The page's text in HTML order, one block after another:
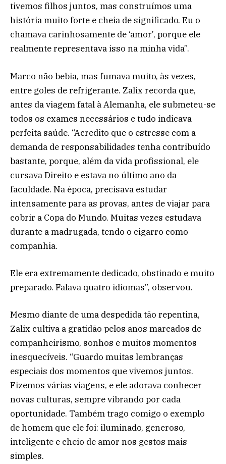
tivemos filhos juntos, mas construímos uma
história muito forte e cheia de significado. Eu o
chamava carinhosamente de ‘amor’, porque ele
realmente representava isso na minha vida”.
Marco não bebia, mas fumava muito, às vezes,
entre goles de refrigerante. Zalix recorda que,
antes da viagem fatal à Alemanha, ele submeteu-se
todos os exames necessários e tudo indicava
perfeita saúde. “Acredito que o estresse com a
demanda de responsabilidades tenha contribuído
bastante, porque, além da vida profissional, ele
cursava Direito e estava no último ano da
faculdade. Na época, precisava estudar
intensamente para as provas, antes de viajar para
cobrir a Copa do Mundo. Muitas vezes estudava
durante a madrugada, tendo o cigarro como
companhia.
Ele era extremamente dedicado, obstinado e muito
preparado. Falava quatro idiomas”, observou.
Mesmo diante de uma despedida tão repentina,
Zalix cultiva a gratidão pelos anos marcados de
companheirismo, sonhos e muitos momentos
inesquecíveis. “Guardo muitas lembranças
especiais dos momentos que vivemos juntos.
Fizemos várias viagens, e ele adorava conhecer
novas culturas, sempre vibrando por cada
oportunidade. Também trago comigo o exemplo
de homem que ele foi: iluminado, generoso,
inteligente e cheio de amor nos gestos mais
simples.